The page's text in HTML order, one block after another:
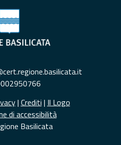
| Crediti | Il Logo
di accessibilità
Basilicata